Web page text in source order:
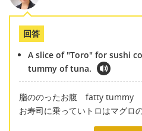
回答
A slice of "Toro" for sushi
tummy of tuna.
脂ののったお腹 fatty tummy
お寿司に乗っていトロはマグロ